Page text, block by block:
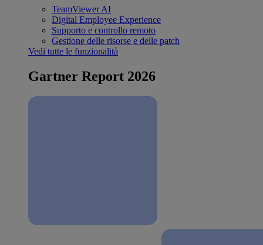
TeamViewer AI
Digital Employee Experience
Supporto e controllo remoto
Gestione delle risorse e delle patch
Vedi tutte le funzionalità
Gartner Report 2026